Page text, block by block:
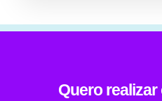
Quero